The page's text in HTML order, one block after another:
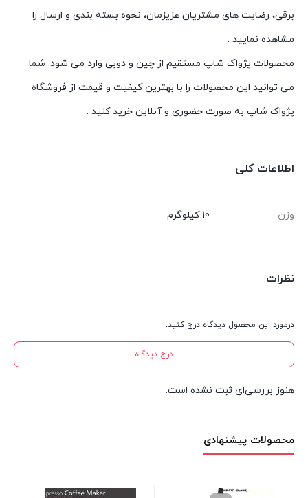
برقی، رضایت های مشتریان عزیزمان، نحوه بسته بندی و ارسال را
مشاهده نمایید .
محصولات پژواک شاپ مستقیم از چین و دوبی وارد می شود. شما
می توانید این محصولات را با بهترین کیفیت و قیمت از فروشگاه
پژواک شاپ به صورت حضوری و آنلاین خرید کنید .
اطلاعات کلی
وزن 10 کیلوگرم
نظرات
درمورد این محصول دیدگاه درج کنید.
درج دیدگاه
هنوز بررسی‌ای ثبت نشده است.
محصولات پیشنهادی